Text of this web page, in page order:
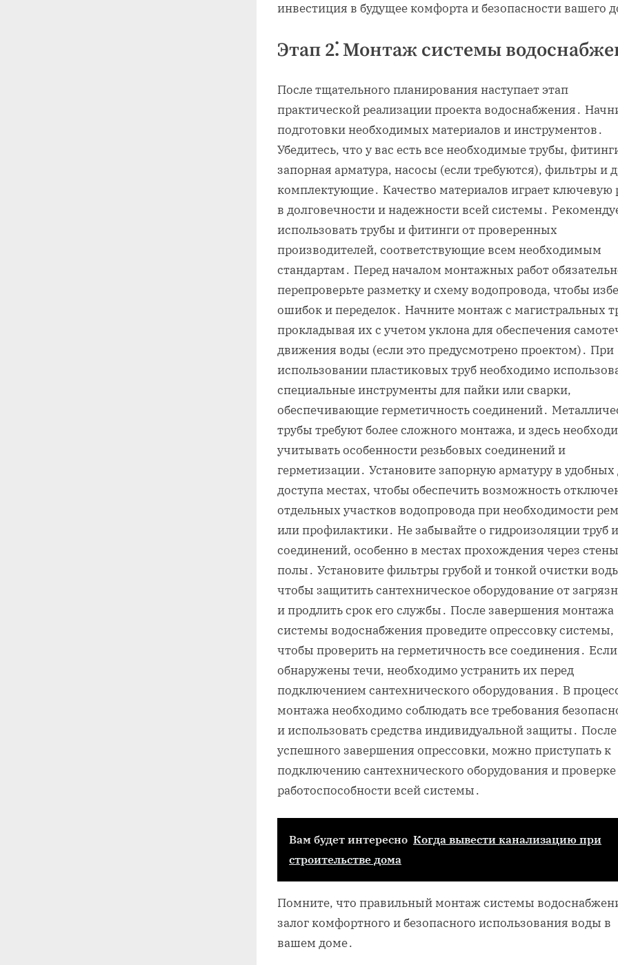
инвестиция в будущее комфорта и безопасности вашего
Этап 2⁚ Монтаж системы
После тщательного планирования наступает этап
практической реализации проекта водоснабжения․
подготовки необходимых материалов и инструментов․
Убедитесь, что у вас есть все необходимые трубы,
запорная арматура, насосы (если требуются), фильтры и
комплектующие․ Качество материалов играет ключевую
в долговечности и надежности всей системы․
использовать трубы и фитинги от проверенных
производителей, соответствующие всем необходимым
стандартам․ Перед началом монтажных работ
перепроверьте разметку и схему водопровода, чтобы
ошибок и переделок․ Начните монтаж с магистральных
прокладывая их с учетом уклона для обеспечения
движения воды (если это предусмотрено проектом)․ При
использовании пластиковых труб необходимо
специальные инструменты для пайки или сварки,
обеспечивающие герметичность соединений․
трубы требуют более сложного монтажа, и здесь
учитывать особенности резьбовых соединений и
герметизации․ Установите запорную арматуру в удобных
доступа местах, чтобы обеспечить возможность
отдельных участков водопровода при необходимости
или профилактики․ Не забывайте о гидроизоляции труб и
соединений, особенно в местах прохождения через
полы․ Установите фильтры грубой и тонкой очистки
чтобы защитить сантехническое оборудование от
и продлить срок его службы․ После завершения монтажа
системы водоснабжения проведите опрессовку системы,
чтобы проверить на герметичность все соединения․ Если
обнаружены течи, необходимо устранить их перед
подключением сантехнического оборудования․ В
монтажа необходимо соблюдать все требования
и использовать средства индивидуальной защиты․ После
успешного завершения опрессовки, можно приступать к
подключению сантехнического оборудования и проверке
работоспособности всей системы․
Вам будет интересно Когда вывести канализацию при
строительстве дома
Помните, что правильный монтаж системы
залог комфортного и безопасного использования воды в
вашем доме․